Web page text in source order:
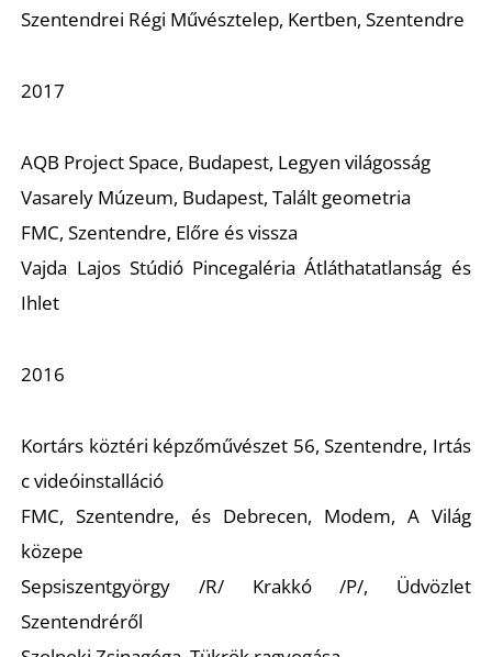
Szentendrei Régi Művésztelep, Kertben, Szentendre
2017
AQB Project Space, Budapest, Legyen világosság
Vasarely Múzeum, Budapest, Talált geometria
FMC, Szentendre, Előre és vissza
Vajda Lajos Stúdió Pincegaléria Átláthatatlanság és
Ihlet
2016
Kortárs köztéri képzőművészet 56, Szentendre, Irtás
c videóinstalláció
FMC, Szentendre, és Debrecen, Modem, A Világ
közepe
Sepsiszentgyörgy /R/ Krakkó /P/, Üdvözlet
Szentendréről